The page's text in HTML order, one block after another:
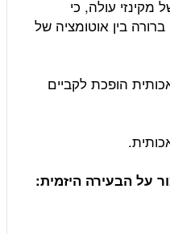
עולה, כי
ברורה בין אוטומציה של
הופכת לקביים